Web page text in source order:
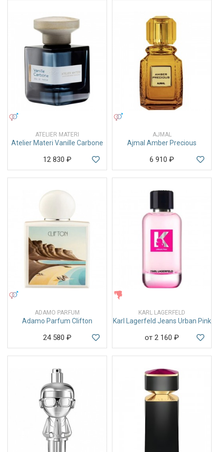
ATELIER MATERI
Atelier Materi Vanille Carbone
12 830 ₽
AJMAL
Ajmal Amber Precious
6 910 ₽
ADAMO PARFUM
Adamo Parfum Clifton
24 580 ₽
KARL LAGERFELD
Karl Lagerfeld Jeans Urban Pink
от 2 160 ₽